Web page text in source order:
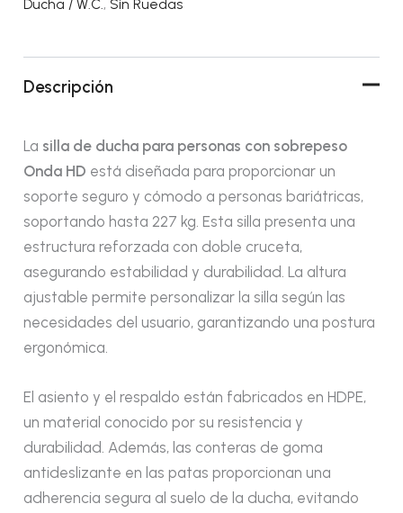
Ducha / W.C. , Sin Ruedas
Descripción
La silla de ducha para personas con sobrepeso
Onda HD está diseñada para proporcionar un
soporte seguro y cómodo a personas bariátricas,
soportando hasta 227 kg. Esta silla presenta una
estructura reforzada con doble cruceta,
asegurando estabilidad y durabilidad. La altura
ajustable permite personalizar la silla según las
necesidades del usuario, garantizando una postura
ergonómica.
El asiento y el respaldo están fabricados en HDPE,
un material conocido por su resistencia y
durabilidad. Además, las conteras de goma
antideslizante en las patas proporcionan una
adherencia segura al suelo de la ducha, evitando